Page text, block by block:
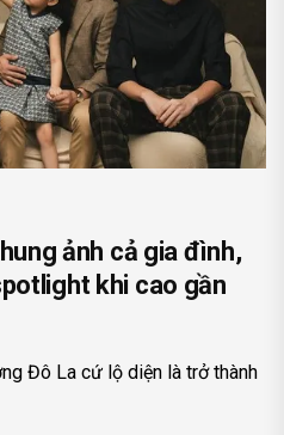
ảnh cả gia đình,
khi cao gần
Đô La cứ lộ diện là trở thành